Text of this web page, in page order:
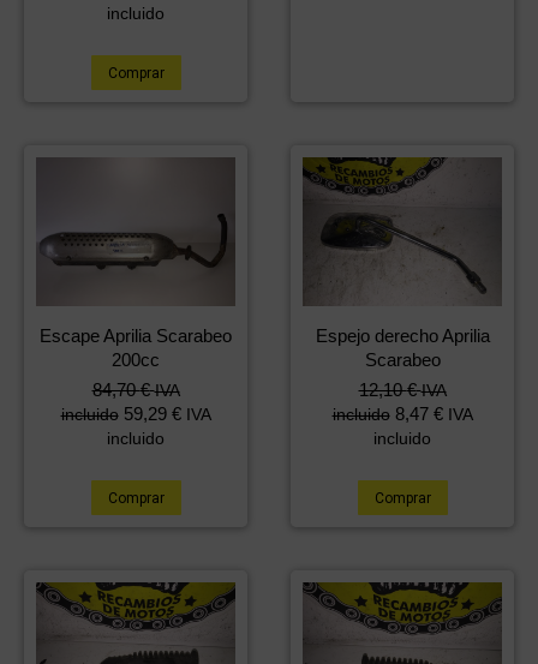
incluido
Comprar
Escape Aprilia Scarabeo
200cc
84,70€ IVA
incluido 59,29 € IVA
incluido
Comprar
Espejo derecho Aprilia
Scarabeo
12,10€ IVA
incluido 8,47 € IVA
incluido
Comprar